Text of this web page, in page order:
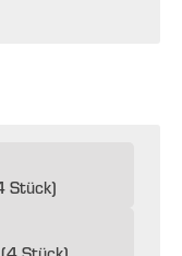
Stück)